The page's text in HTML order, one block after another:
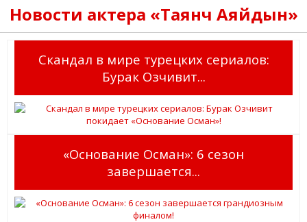
Новости актера «Таянч Аяйдын»
Скандал в мире турецких сериалов:
Бурак Озчивит...
«Основание Осман»: 6 сезон
завершается...